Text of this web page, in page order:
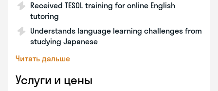
Received TESOL training for online English
tutoring
Understands language learning challenges from
studying Japanese
Читать дальше
Услуги и цены